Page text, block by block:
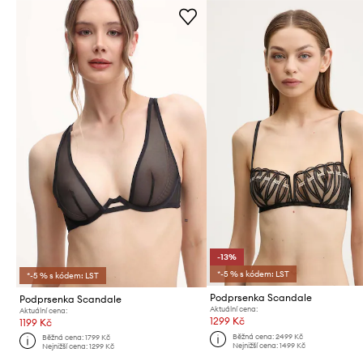
*-5 % s kódem: LST
Podprsenka Scandale
Aktuální cena:
1199 Kč
Běžná cena:1799 Kč
Nejnižší cena:1299 Kč
-13%
*-5 % s kódem: LST
Podprsenka Scandale
Aktuální cena:
1299 Kč
Běžná cena: 2499 Kč
Nejnižší cena: 1499 Kč